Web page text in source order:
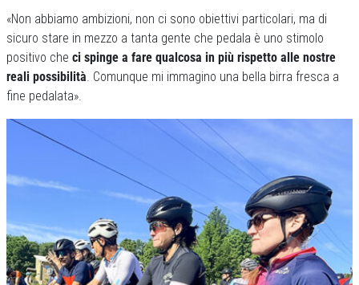
«Non abbiamo ambizioni, non ci sono obiettivi particolari, ma di
sicuro stare in mezzo a tanta gente che pedala è uno stimolo
positivo che ci spinge a fare qualcosa in più rispetto alle nostre
reali possibilità. Comunque mi immagino una bella birra fresca a
fine pedalata».